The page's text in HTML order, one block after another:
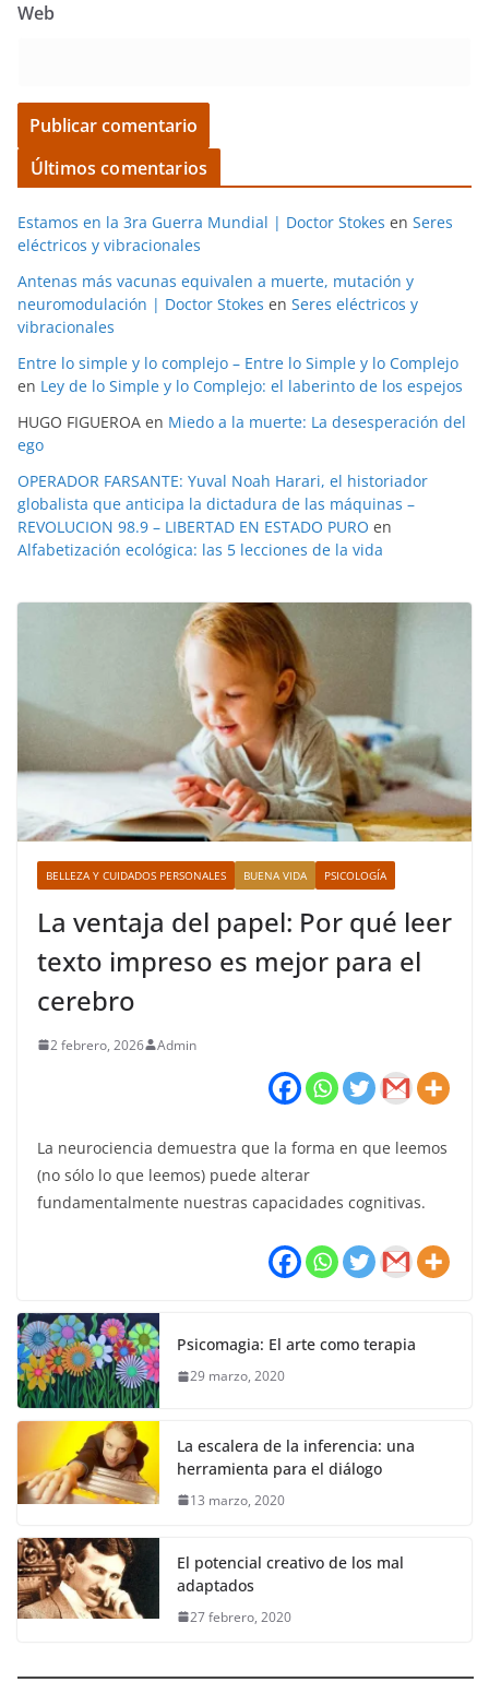
Web
Últimos comentarios
Estamos en la 3ra Guerra Mundial | Doctor Stokes en Seres
eléctricos y vibracionales
Antenas más vacunas equivalen a muerte, mutación y
neuromodulación | Doctor Stokes en Seres eléctricos y
vibracionales
Entre lo simple y lo complejo – Entre lo Simple y lo Complejo
en Ley de lo Simple y lo Complejo: el laberinto de los espejos
HUGO FIGUEROA en Miedo a la muerte: La desesperación del
ego
OPERADOR FARSANTE: Yuval Noah Harari, el historiador
globalista que anticipa la dictadura de las máquinas –
REVOLUCION 98.9 – LIBERTAD EN ESTADO PURO en
Alfabetización ecológica: las 5 lecciones de la vida
BELLEZA Y CUIDADOS PERSONALES BUENA VIDA PSICOLOGÍA
La ventaja del papel: Por qué leer
texto impreso es mejor para el
cerebro
2 febrero, 2026 Admin
La neurociencia demuestra que la forma en que leemos
(no sólo lo que leemos) puede alterar
fundamentalmente nuestras capacidades cognitivas.
Psicomagia: El arte como terapia
29 marzo, 2020
La escalera de la inferencia: una
herramienta para el diálogo
13 marzo, 2020
El potencial creativo de los mal
adaptados
27 febrero, 2020